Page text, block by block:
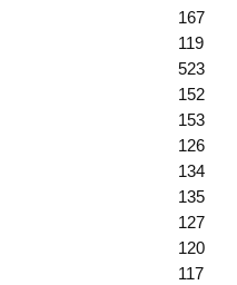
167
119
523
152
153
126
134
135
127
120
117